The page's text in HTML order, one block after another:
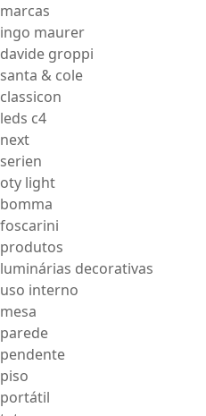
marcas
ingo maurer
davide groppi
santa & cole
classicon
leds c4
next
serien
oty light
bomma
foscarini
produtos
luminárias decorativas
uso interno
mesa
parede
pendente
piso
portátil